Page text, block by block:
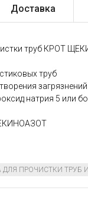
Доставка
труб КРОТ
труб
натрия 5 или
ДЛЯ ПРОЧИСТКИ ТРУБ